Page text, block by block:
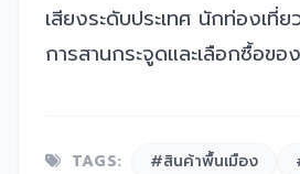
เสียงระดับประเทศ นักท่องเที่
การสานกระจูดและเลือกซื้อขอ
TAGS: #สินค้าพื้นเมือง